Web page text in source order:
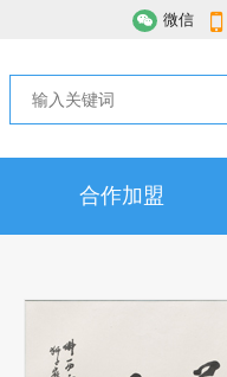
微信
合作加盟